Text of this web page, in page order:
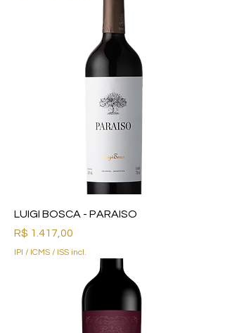
LUIGI BOSCA - PARAISO
Preço
R$ 1.417,00
IPI / ICMS / ISS incl.